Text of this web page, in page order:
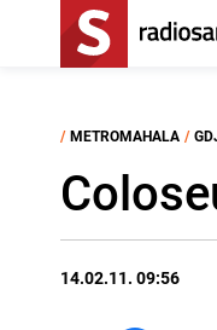
/ METROMAHALA /
14.02.11. 09:56